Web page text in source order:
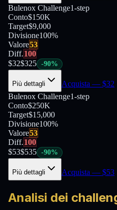
Bulenox Challenge1-step
Conto$150K
Target$9,000
Divisione100%
Valore53
Diff.100
$32$325 -90%
Più dettagli Acquista — $32
Bulenox Challenge1-step
Conto$250K
Target$15,000
Divisione100%
Valore53
Diff.100
$53$535 -90%
Più dettagli Acquista — $53
Analisi dei